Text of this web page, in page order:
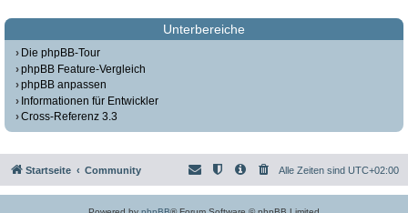
Unterbereiche
Die phpBB-Tour
phpBB Feature-Vergleich
phpBB anpassen
Informationen für Entwickler
Cross-Referenz 3.3
Startseite Community Alle Zeiten sind UTC+02:00